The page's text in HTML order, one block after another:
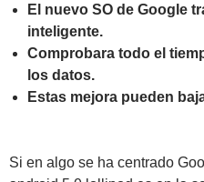
El nuevo SO de Google
inteligente.
Comprobara todo el
los datos.
Estas mejora pueden
Si en algo se ha centrado